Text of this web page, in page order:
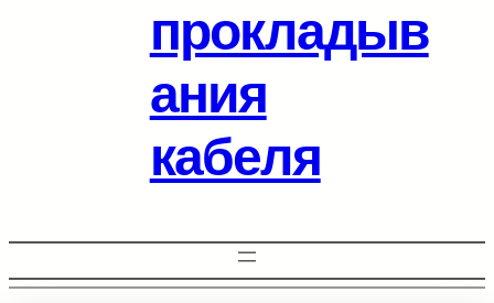
прокладыв
ания
кабеля